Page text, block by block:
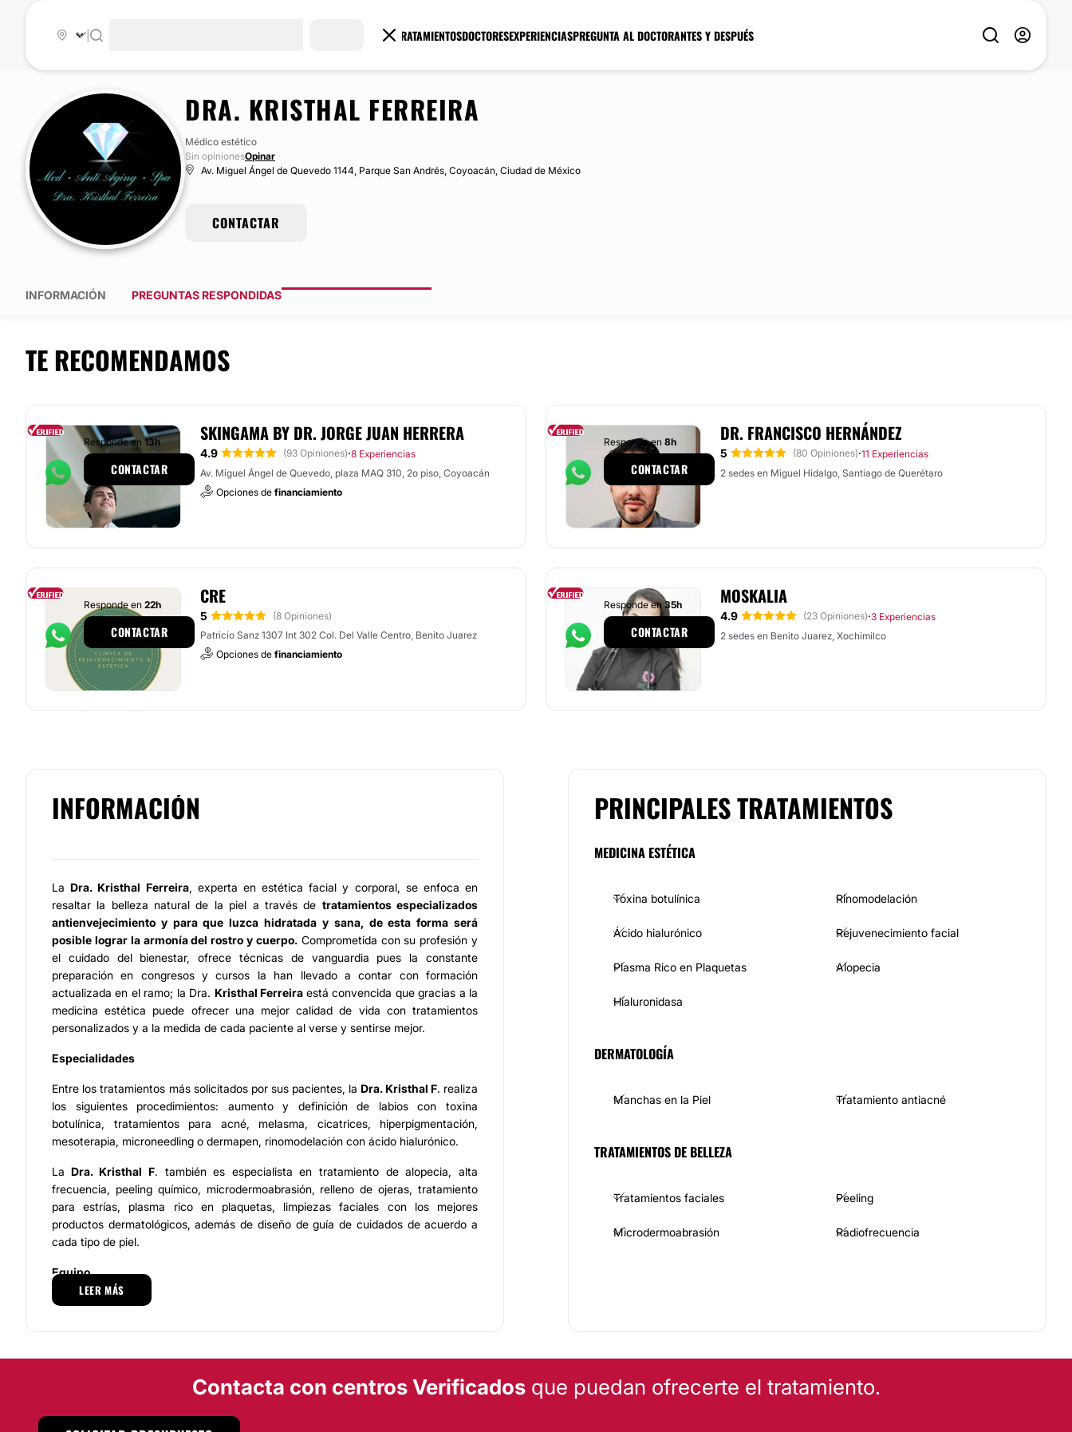
TRATAMIENTOSDOCTORESEXPERIENCIASPREGUNTA AL DOCTORANTES Y DESPUÉS
DRA. KRISTHAL FERREIRA
Médico estético
Sin opinionesOpinar
Av. Miguel Ángel de Quevedo 1144, Parque San Andrés, Coyoacán, Ciudad de México
CONTACTAR
INFORMACIÓN PREGUNTAS RESPONDIDAS
TE RECOMENDAMOS
SKINGAMA BY DR. JORGE JUAN HERRERA
4.9 (93 Opiniones)·8 Experiencias
Av. Miguel Ángel de Quevedo, plaza MAQ 310, 2o piso, Coyoacán
Opciones de financiamiento
Responde en 13h
CONTACTAR
DR. FRANCISCO HERNÁNDEZ
5 (80 Opiniones)·11 Experiencias
2 sedes en Miguel Hidalgo, Santiago de Querétaro
Responde en 8h
CONTACTAR
CRE
5
(8 Opiniones)
Patricio Sanz 1307 Int 302 Col. Del Valle Centro, Benito Juarez
Opciones de financiamiento
Responde en 22h
CONTACTAR
MOSKALIA
4.9 (23 Opiniones)·3 Experiencias
2 sedes en Benito Juarez, Xochimilco
Responde en35h
CONTACTAR
INFORMACIÓN
LaDra. Kristhal Ferreira, experta en estética facial y corporal, se enfoca en
resaltar la belleza natural de la piel a través de tratamientos especializados
antienvejecimiento y para que luzca hidratada y sana, de esta forma será
posible lograr la armonía del rostro y cuerpo.Comprometida con su profesión y
el cuidado del bienestar, ofrece técnicas de vanguardia pues la constante
preparación en congresos y cursos la han llevado a contar con formación
actualizada en el ramo; la Dra. Kristhal Ferreira está convencida que gracias a la
medicina estética puede ofrecer una mejor calidad de vida con tratamientos
personalizados y a la medida de cada paciente al verse y sentirse mejor.
Especialidades
Entre los tratamientos más solicitados por sus pacientes, la Dra. Kristhal F. realiza
los siguientes procedimientos: aumento y definición de labios con toxina
botulínica, tratamientos para acné, melasma, cicatrices, hiperpigmentación,
mesoterapia, microneedling o dermapen, rinomodelación con ácido hialurónico.
La Dra. Kristhal F. también es especialista en tratamiento de alopecia, alta
frecuencia, peeling químico, microdermoabrasión, relleno de ojeras, tratamiento
para estrías, plasma rico en plaquetas, limpiezas faciales con los mejores
productos dermatológicos, además de diseño de guía de cuidados de acuerdo a
cada tipo de piel.
Equipo
La Dra. Kristhal Ferreira
excelente opción en un espacio seguro, con aparatología de vanguardia que
LEER MÁS
PRINCIPALES TRATAMIENTOS
MEDICINA ESTÉTICA
Toxina botulínica Rinomodelación
Ácido hialurónico Rejuvenecimiento facial
Plasma Rico en Plaquetas Alopecia
Hialuronidasa
DERMATOLOGÍA
Manchas en la Piel Tratamiento antiacné
TRATAMIENTOS DE BELLEZA
Tratamientos faciales Peeling
Microdermoabrasión Radiofrecuencia
Contacta con centros Verificadosque puedan ofrecerte el tratamiento.